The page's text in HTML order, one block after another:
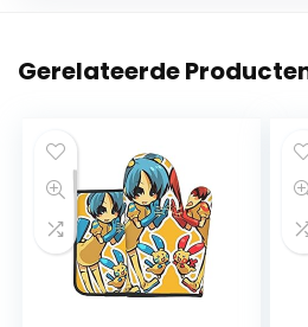
Gerelateerde